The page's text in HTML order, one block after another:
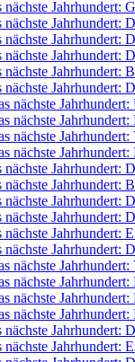
Jahrhundert:
Jahrhundert:
Jahrhundert:
Jahrhundert:
Jahrhundert:
Jahrhundert:
nächste Jahrhundert:
nächste
nächste Jahrhundert:
nächste Jahrhundert:
Jahrhundert:
Jahrhundert:
Jahrhundert:
Jahrhundert:
Jahrhundert:
Jahrhundert:
nächste Jahrhundert:
nächste Jahrhundert:
nächste
nächste
Jahrhundert:
Jahrhundert: